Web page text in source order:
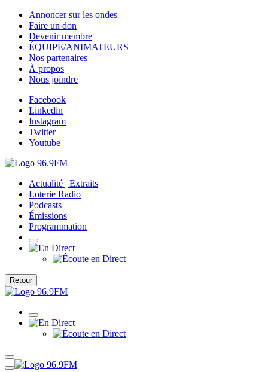
Annoncer sur les ondes
Faire un don
Devenir membre
ÉQUIPE/ANIMATEURS
Nos partenaires
À propos
Nous joindre
Facebook
Linkedin
Instagram
Twitter
Youtube
Actualité | Extraits
Loterie Radio
Podcasts
Émissions
Programmation
Retour